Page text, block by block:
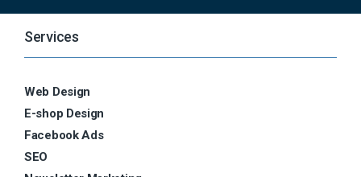
Services
Web Design
E-shop Design
Facebook Ads
SEO